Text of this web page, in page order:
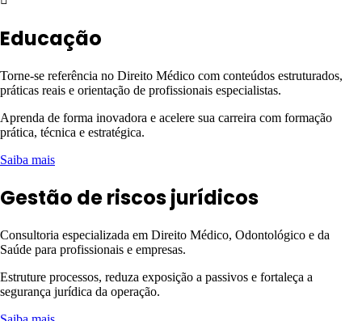
Educação
Torne-se referência no Direito Médico com conteúdos estruturados,
práticas reais e orientação de profissionais especialistas.
Aprenda de forma inovadora e acelere sua carreira com formação
prática, técnica e estratégica.
Saiba mais
Gestão de riscos jurídicos
Consultoria especializada em Direito Médico, Odontológico e da
Saúde para profissionais e empresas.
Estruture processos, reduza exposição a passivos e fortaleça a
segurança jurídica da operação.